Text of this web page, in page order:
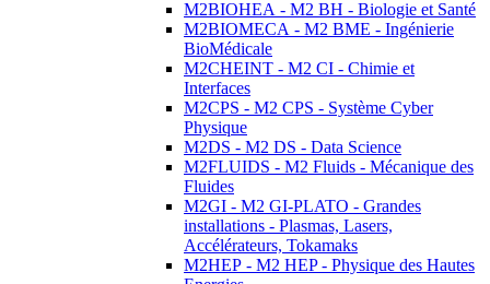
M2BIOHEA - M2 BH - Biologie et Santé
M2BIOMECA - M2 BME - Ingénierie
BioMédicale
M2CHEINT - M2 CI - Chimie et
Interfaces
M2CPS - M2 CPS - Système Cyber
Physique
M2DS - M2 DS - Data Science
M2FLUIDS - M2 Fluids - Mécanique des
Fluides
M2GI - M2 GI-PLATO - Grandes
installations - Plasmas, Lasers,
Accélérateurs, Tokamaks
M2HEP - M2 HEP - Physique des Hautes